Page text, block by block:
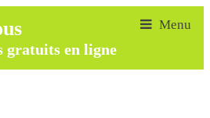
gratuits en ligne